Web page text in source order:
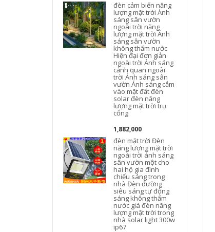
đèn cảm biến năng
lượng mặt trời Ánh
sáng sân vườn
ngoài trời năng
lượng mặt trời Ánh
sáng sân vườn
không thấm nước
Hiện đại đơn giản
ngoài trời Ánh sáng
cảnh quan ngoài
trời Ánh sáng sân
vườn Ánh sáng cắm
vào mặt đất đèn
solar đèn năng
lượng mặt trời trụ
cổng
1,882,000
đèn mặt trời Đèn
năng lượng mặt trời
ngoài trời ánh sáng
sân vườn một cho
hai hộ gia đình
chiếu sáng trong
nhà Đèn đường
siêu sáng tự động
sáng không thấm
nước giá đèn năng
lượng mặt trời trong
nhà solar light 300w
ip67